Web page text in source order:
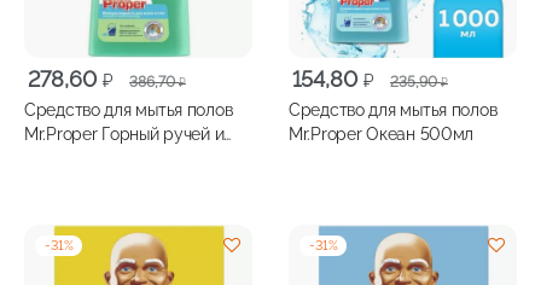
386,70₽
Первоначальная
цена
составляла
278,60 ₽
Текущая
цена:
278,60 ₽.
Средство для мытья полов
Mr.Proper Горный ручей и
235,90₽
Первоначальная
цена
составляла
154,80 ₽
Текущая
цена:
154,80 ₽.
Средство для мытья полов
Mr.Proper Океан 500мл
-31% -31%